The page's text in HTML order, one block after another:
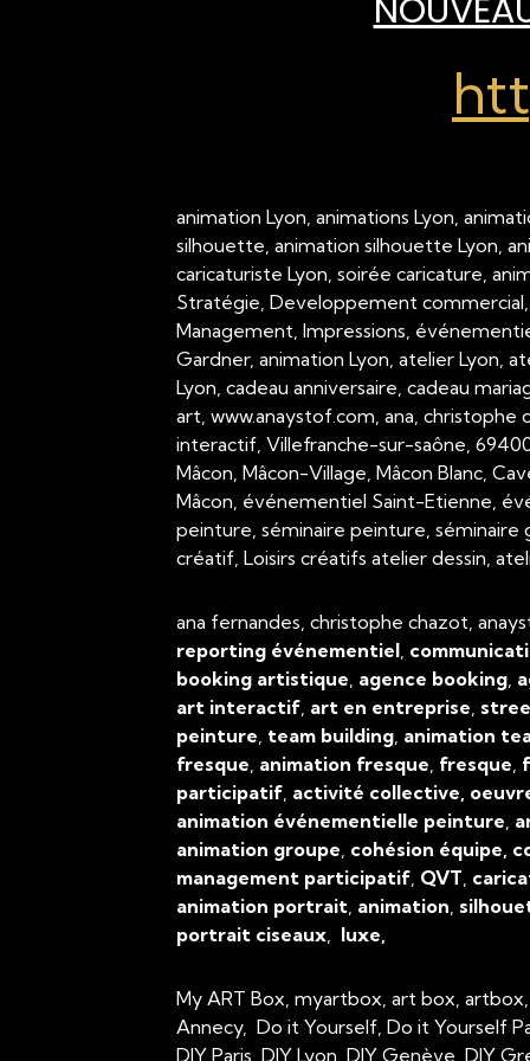
animation Lyon, animations Lyon,
silhouette, animation silhouette Lyon,
caricaturiste Lyon, soirée caricature,
Stratégie, Developpement
Management, Impressions,
Gardner, animation Lyon, atelier Lyon,
Lyon, cadeau anniversaire, cadeau
art, www.anaystof.com, ana,
interactif, Villefranche-sur-saône,
Mâcon, Mâcon-Village, Mâcon Blanc,
Mâcon, événementiel Saint-Etienne,
peinture, séminaire peinture,
créatif, Loisirs créatifs atelier dessin,
ana fernandes, christophe chazot,
reporting événementiel,
booking artistique, agence booking,
art interactif, art en entreprise,
peinture, team building, animation
fresque, animation fresque, fresque,
participatif, activité collective,
animation événementielle peinture,
animation groupe, cohésion équipe,
management participatif, QVT,
animation portrait, animation,
portrait ciseaux, luxe,
My ART Box, myartbox, art box,
Annecy, Do it Yourself, Do it Yourself
DIY Paris, DIY Lyon, DIY Genève, DIY